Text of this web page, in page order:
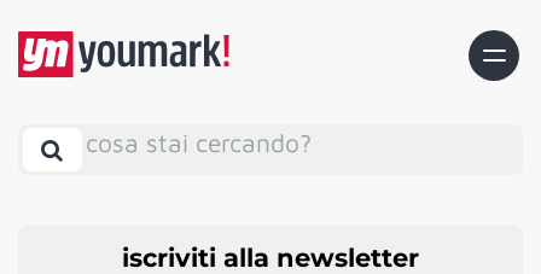
cosa stai cercando?
iscriviti alla newsletter